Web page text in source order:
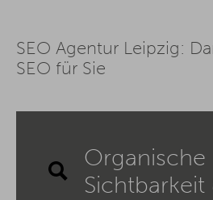
SEO Agentur Leipzig:
SEO für Sie
Organische
Sichtbarkeit